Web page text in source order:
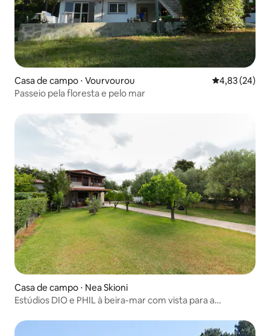
Casa de campo ⋅ Vourvourou 4,83 de uma
4,83 (24)
Passeio pela floresta e pelo mar
Casa de campo ⋅ Nea Skioni
Estúdios DIO e PHIL à beira-mar com vista para a